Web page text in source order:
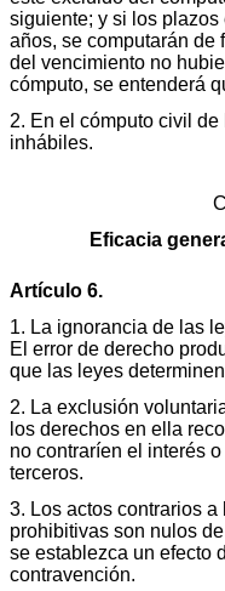
siguiente; y si los
años, se computarán de
del vencimiento no
cómputo, se entenderá
2. En el cómputo civil
inhábiles.
Eficacia
Artículo 6.
1. La ignorancia de las
El error de derecho
que las leyes
2. La exclusión
los derechos en ella
no contraríen el interés
terceros.
3. Los actos contrarios
prohibitivas son nulos
se establezca un efecto
contravención.